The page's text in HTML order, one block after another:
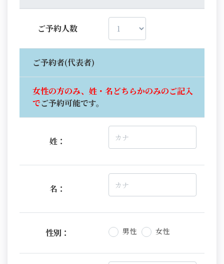
ご予約人数
ご予約者(代表者)
女性の方のみ、姓・名どちらかのみのご記入
でご予約可能です。
姓：
名：
性別： 男性 女性